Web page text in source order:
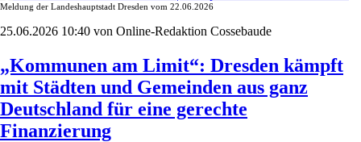
Meldung der Landeshauptstadt Dresden vom 22.06.2026
25.06.2026 10:40 von Online-Redaktion Cossebaude
„Kommunen am Limit“: Dresden kämpft
mit Städten und Gemeinden aus ganz
Deutschland für eine gerechte
Finanzierung